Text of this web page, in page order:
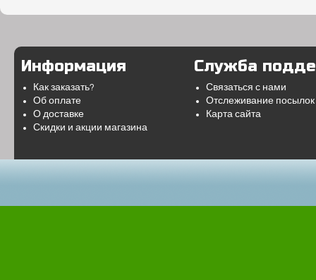
Информация
Как заказать?
Об оплате
О доставке
Скидки и акции магазина
Служба
Связаться с нами
Отслеживание посылок
Карта сайта